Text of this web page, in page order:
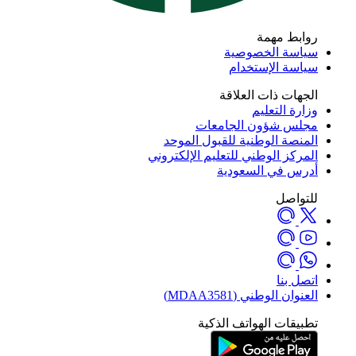
روابط مهمة
سياسة الخصوصية
سياسة الإستخدام
الجهات ذات العلاقة
وزارة التعليم
مجلس شؤون الجامعات
المنصة الوطنية للقبول الموحد
المركز الوطني للتعليم الإلكتروني
أدرس في السعودية
للتواصل
اتصل بنا
العنوان الوطني (MDAA3581)
تطبيقات الهواتف الذكية